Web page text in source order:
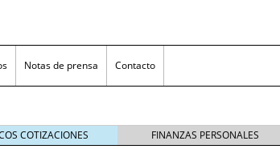
Notas de prensa Contacto
COTIZACIONES FINANZAS PERSONALES